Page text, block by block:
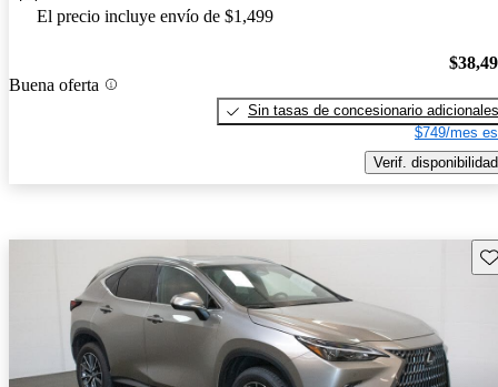
El precio incluye envío de $1,499
Buena oferta
Sin tasas de concesionario adicionales
$749/mes
Verif. disponibilidad